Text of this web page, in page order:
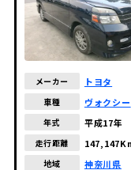
メーカー トヨタ
車種 ヴォクシー
年式 平成17年
走行距離
地域 神奈川県